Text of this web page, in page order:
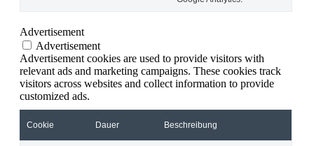
Advertisement
Advertisement
Advertisement cookies are used to provide visitors with
relevant ads and marketing campaigns. These cookies track
visitors across websites and collect information to provide
customized ads.
Cookie Dauer Beschreibung